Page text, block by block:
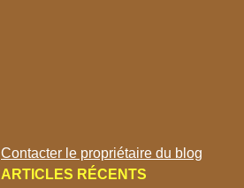
Contacter le propriétaire du blog
ARTICLES RÉCENTS